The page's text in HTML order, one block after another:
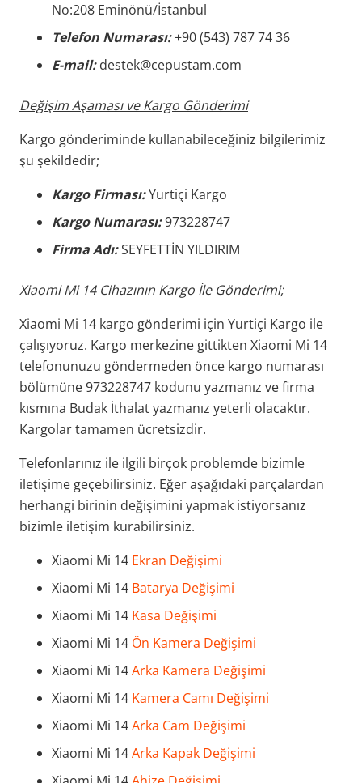
No:208 Eminönü/İstanbul
Telefon Numarası:+90 (543) 787 74 36
E-mail:destek@cepustam.com
Değişim Aşaması ve Kargo Gönderimi
Kargo gönderiminde kullanabileceğiniz bilgilerimiz
şu şekildedir;
Kargo Firması:Yurtiçi Kargo
Kargo Numarası:973228747
Firma Adı:SEYFETTİN YILDIRIM
Xiaomi Mi 14 Cihazının Kargo İle Gönderimi;
Xiaomi Mi 14 kargo gönderimi için Yurtiçi Kargo ile
çalışıyoruz. Kargo merkezine gittikten Xiaomi Mi 14
telefonunuzu göndermeden önce kargo numarası
bölümüne 973228747 kodunu yazmanız ve firma
kısmına Budak İthalat yazmanız yeterli olacaktır.
Kargolar tamamen ücretsizdir.
Telefonlarınız ile ilgili birçok problemde bizimle
iletişime geçebilirsiniz. Eğer aşağıdaki parçalardan
herhangi birinin değişimini yapmak istiyorsanız
bizimle iletişim kurabilirsiniz.
Xiaomi Mi 14 Ekran Değişimi
Xiaomi Mi 14 Batarya Değişimi
Xiaomi Mi 14 Kasa Değişimi
Xiaomi Mi 14 Ön Kamera Değişimi
Xiaomi Mi 14Arka Kamera Değişimi
Xiaomi Mi 14 Kamera Camı Değişimi
Xiaomi Mi 14Arka Cam Değişimi
Xiaomi Mi 14Arka Kapak Değişimi